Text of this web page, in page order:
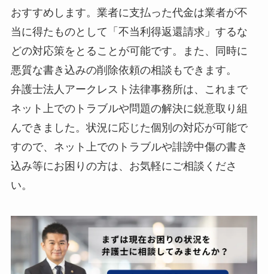
おすすめします。業者に支払った代金は業者が不
当に得たものとして「不当利得返還請求」するな
どの対応策をとることが可能です。また、同時に
悪質な書き込みの削除依頼の相談もできます。
弁護士法人アークレスト法律事務所は、これまで
ネット上でのトラブルや問題の解決に鋭意取り組
んできました。状況に応じた個別の対応が可能で
すので、ネット上でのトラブルや誹謗中傷の書き
込み等にお困りの方は、お気軽にご相談くださ
い。